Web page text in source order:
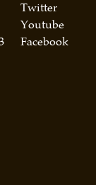
Twitter
Youtube
Facebook